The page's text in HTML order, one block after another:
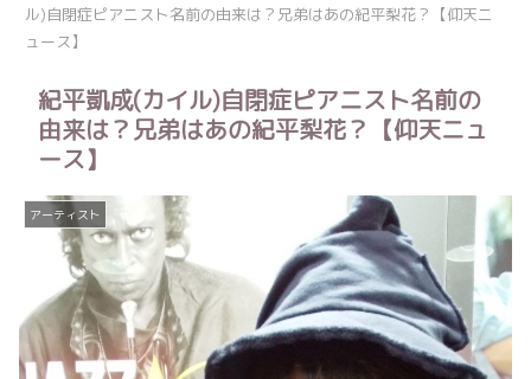
ル)自閉症ピアニスト名前の由来は？兄弟はあの紀平梨花？【仰天ニ
ュース】
紀平凱成(カイル)自閉症ピアニスト名前の
由来は？兄弟はあの紀平梨花？【仰天ニュ
ース】
アーティスト